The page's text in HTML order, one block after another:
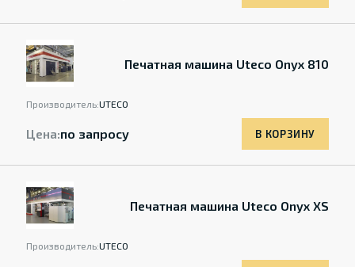
Печатная машина Uteco Onyx 810
Производитель:UTECO
Цена:по запросу В КОРЗИНУ
Печатная машина Uteco Onyx XS
Производитель:UTECO